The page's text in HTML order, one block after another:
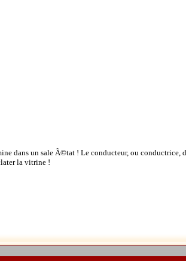
dans un sale Ã©tat ! Le conducteur, ou conductrice,
la vitrine !